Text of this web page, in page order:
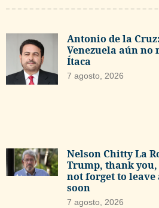
Antonio de la Cruz:
Venezuela aún no
Ítaca
7 agosto, 2026
Nelson Chitty La
Trump, thank you,
not forget to leave
soon
7 agosto, 2026